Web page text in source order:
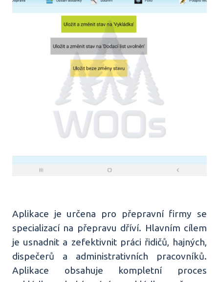
Aplikace je určena pro přepravní firmy se
specializací na přepravu dříví. Hlavním cílem
je usnadnit a zefektivnit práci řidičů, hajných,
dispečerů a administrativních pracovníků.
Aplikace obsahuje kompletní proces